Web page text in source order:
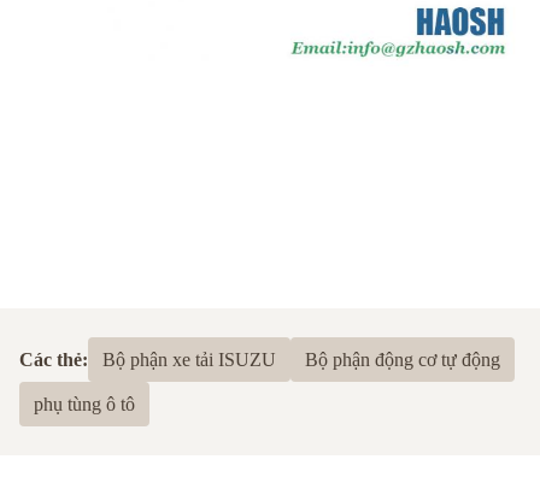
Các thẻ: Bộ phận xe tải ISUZU Bộ phận động cơ tự động
phụ tùng ô tô